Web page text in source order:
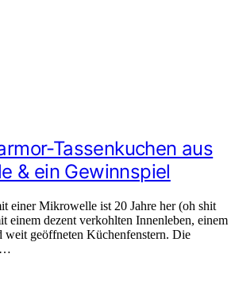
Tassenkuchen aus
& ein Gewinnspiel
einer Mikrowelle ist 20 Jahre her (oh shit
einem dezent verkohlten Innenleben, einem
weit geöffneten Küchenfenstern. Die